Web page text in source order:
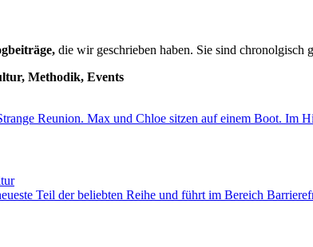
die wir geschrieben haben. Sie sind chronolgisch
Methodik, Events
Teil der beliebten Reihe und führt im Bereich